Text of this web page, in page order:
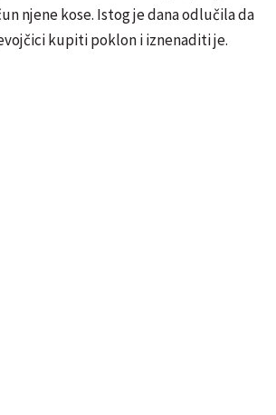
njene kose. Istog je dana odlučila da
kupiti poklon i iznenaditi je.